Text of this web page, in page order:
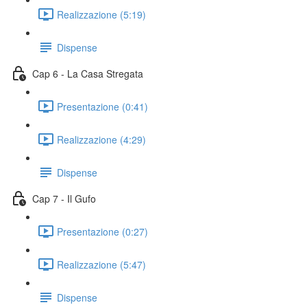
Realizzazione (5:19)
Dispense
Cap 6 - La Casa Stregata
Presentazione (0:41)
Realizzazione (4:29)
Dispense
Cap 7 - Il Gufo
Presentazione (0:27)
Realizzazione (5:47)
Dispense